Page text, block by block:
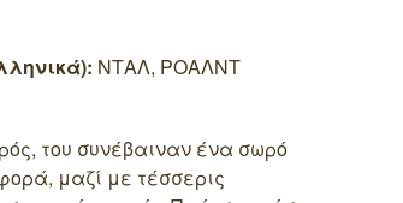
ΝΤΑΛ, ΡΟΑΛΝΤ
του συνέβαιναν ένα σωρό
μαζί με τέσσερις